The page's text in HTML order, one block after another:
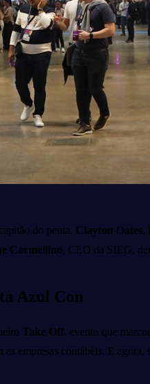
do penta, Clayton Oates,
Carmellino, CEO da SIEG,
Azul Con
Take Off, evento que
empresas contábeis. E